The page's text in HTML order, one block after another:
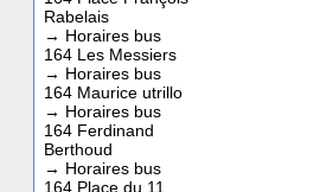
Rabelais
→ Horaires bus
164 Les Messiers
→ Horaires bus
164 Maurice utrillo
→ Horaires bus
164 Ferdinand
Berthoud
→ Horaires bus
164 Place du 11